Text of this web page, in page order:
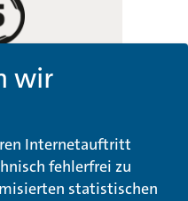
Barrierefreiheit
wir
Internetauftritt
fehlerfrei zu
statistischen